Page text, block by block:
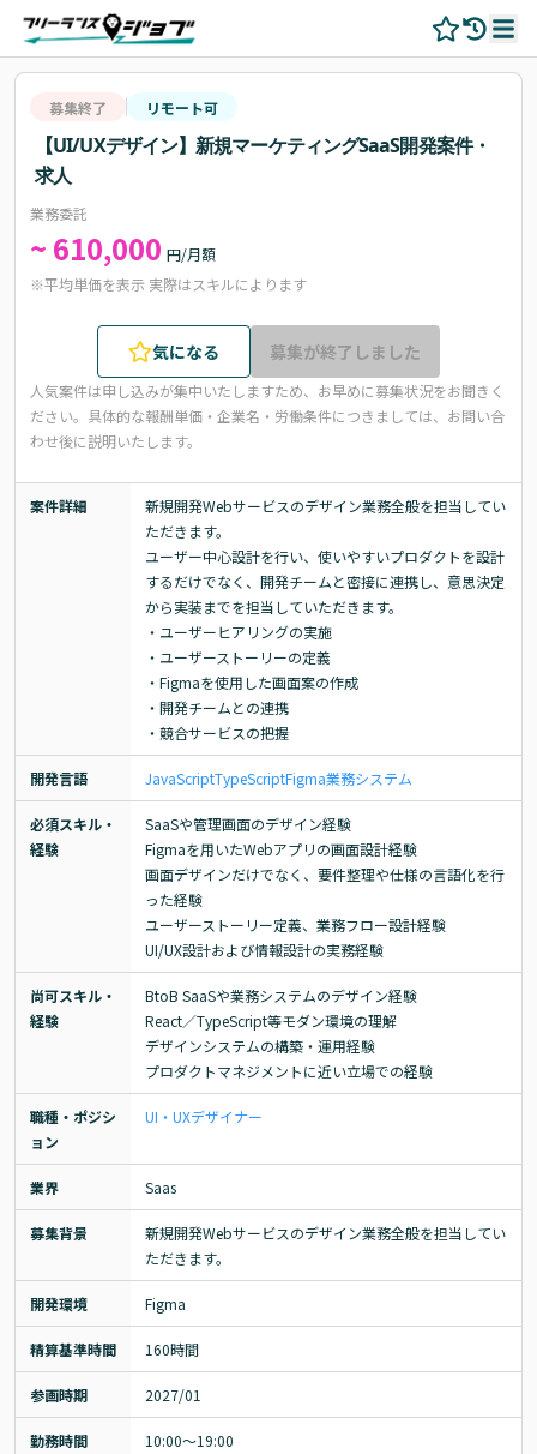
募集終了 リモート可
【UI/UXデザイン】新規マーケティングSaaS開発案件・
求人
業務委託
~ 610,000 円/月額
※平均単価を表示 実際はスキルによります
気になる 募集が終了しました
人気案件は申し込みが集中いたしますため、お早めに募集状況をお聞きく
ださい。 具体的な報酬単価・企業名・労働条件につきましては、お問い合
わせ後に説明いたします。
案件詳細
新規開発Webサービスのデザイン業務全般を担当してい
ただきます。
ユーザー中心設計を行い、使いやすいプロダクトを設計
するだけでなく、開発チームと密接に連携し、意思決定
から実装までを担当していただきます。
・ユーザーヒアリングの実施
・ユーザーストーリーの定義
・Figmaを使用した画面案の作成
・開発チームとの連携
・競合サービスの把握
開発言語 JavaScriptTypeScriptFigma業務システム
必須スキル・
経験
SaaSや管理画面のデザイン経験
Figmaを用いたWebアプリの画面設計経験
画面デザインだけでなく、要件整理や仕様の言語化を行
った経験
ユーザーストーリー定義、業務フロー設計経験
UI/UX設計および情報設計の実務経験
尚可スキル・
経験
BtoB SaaSや業務システムのデザイン経験
React／TypeScript等モダン環境の理解
デザインシステムの構築・運用経験
プロダクトマネジメントに近い立場での経験
職種・ポジシ
ョン
UI・UXデザイナー
業界 Saas
募集背景
新規開発Webサービスのデザイン業務全般を担当してい
ただきます。
開発環境 Figma
精算基準時間 160時間
参画時期 2027/01
勤務時間 10:00〜19:00